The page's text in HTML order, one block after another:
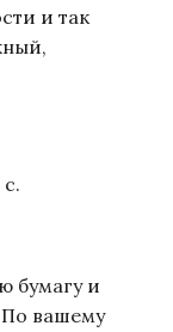
и так
бумагу и
По вашему